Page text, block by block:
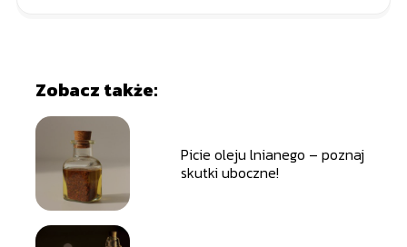
Zobacz także:
Picie oleju lnianego – poznaj
skutki uboczne!